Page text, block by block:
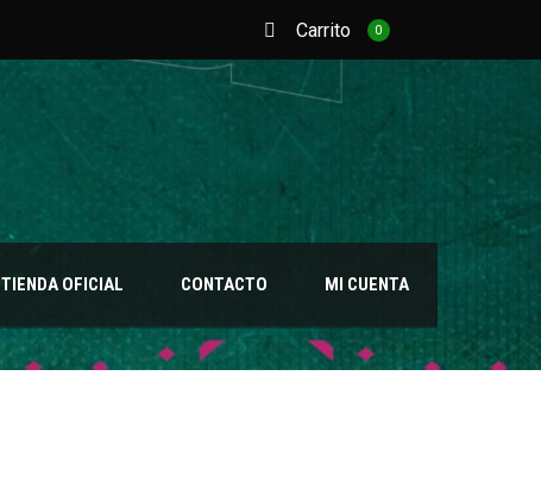
Carrito 0
TIENDA OFICIAL CONTACTO MI CUENTA